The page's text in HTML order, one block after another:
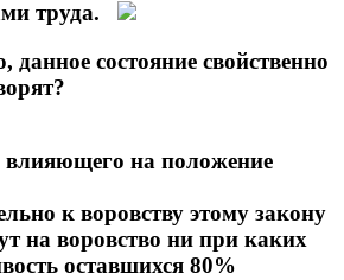
труда.
состояние свойственно
влияющего на положение
к воровству этому закону
на воровство ни при каких
оставшихся 80%